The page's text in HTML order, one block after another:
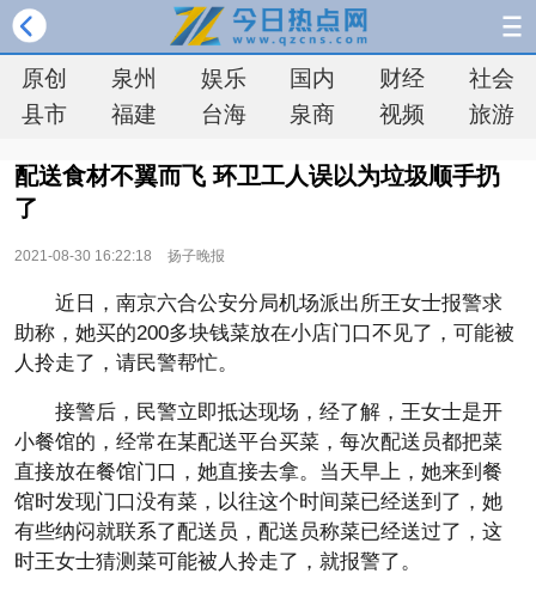
原创 泉州 娱乐 国内 财经
社会
县市
福建 台海 泉商 视频 旅游
配送食材不翼而飞 环卫工人误以为垃圾顺手扔
了
2021-08-30 16:22:18 扬子晚报
近日，南京六合公安分局机场派出所王女士报警求
助称，她买的200多块钱菜放在小店门口不见了，可能被
人拎走了，请民警帮忙。
接警后，民警立即抵达现场，经了解，王女士是开
小餐馆的，经常在某配送平台买菜，每次配送员都把菜
直接放在餐馆门口，她直接去拿。当天早上，她来到餐
馆时发现门口没有菜，以往这个时间菜已经送到了，她
有些纳闷就联系了配送员，配送员称菜已经送过了，这
时王女士猜测菜可能被人拎走了，就报警了。